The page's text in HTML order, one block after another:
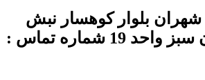
شهران بلوار کوهسار نبش
نظری ساختمان سبز واحد 19 شماره تماس :